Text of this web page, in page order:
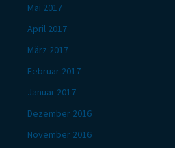
Mai 2017
April 2017
März 2017
Februar 2017
Januar 2017
Dezember 2016
November 2016